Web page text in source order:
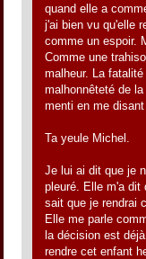
quand elle a
j'ai bien vu qu'elle
comme un espoir.
Comme une
malheur. La
malhonnêteté de
menti en me
Ta yeule Michel.
Je lui ai dit que je
pleuré. Elle m'a dit
sait que je rendrai
Elle me parle
la décision est
rendre cet enfant